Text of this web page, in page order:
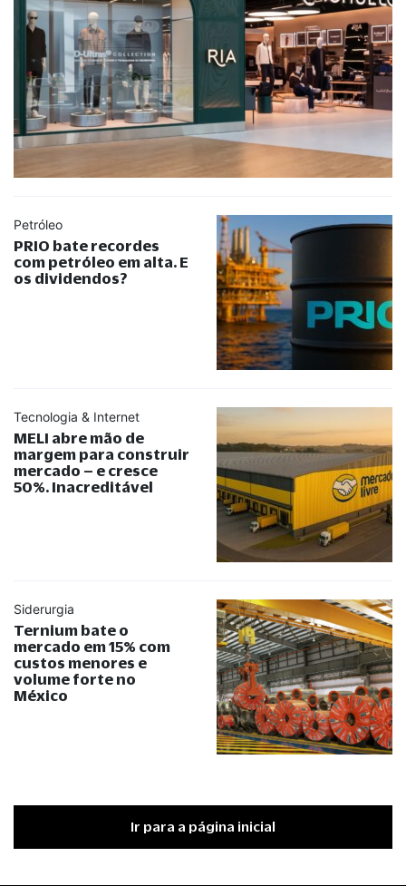
Petróleo
PRIO bate recordes
com petróleo em alta. E
os dividendos?
Tecnologia & Internet
MELI abre mão de
margem para construir
mercado – e cresce
50%. Inacreditável
Siderurgia
Ternium bate o
mercado em 15% com
custos menores e
volume forte no
México
Ir para a página inicial